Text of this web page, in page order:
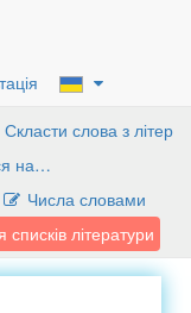
Скласти слова з літер
на…
Числа словами
літератури